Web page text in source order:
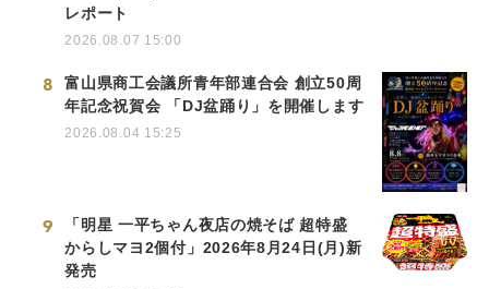
レポート
2026.08.07 15:00
8
富山県商工会議所青年部連合会 創立50周
年記念祝賀会 「DJ盆踊り」を開催します
2026.08.04 15:25
9
「明星 一平ちゃん夜店の焼そば 超特盛
からしマヨ2個付」2026年8月24日(月)新
発売